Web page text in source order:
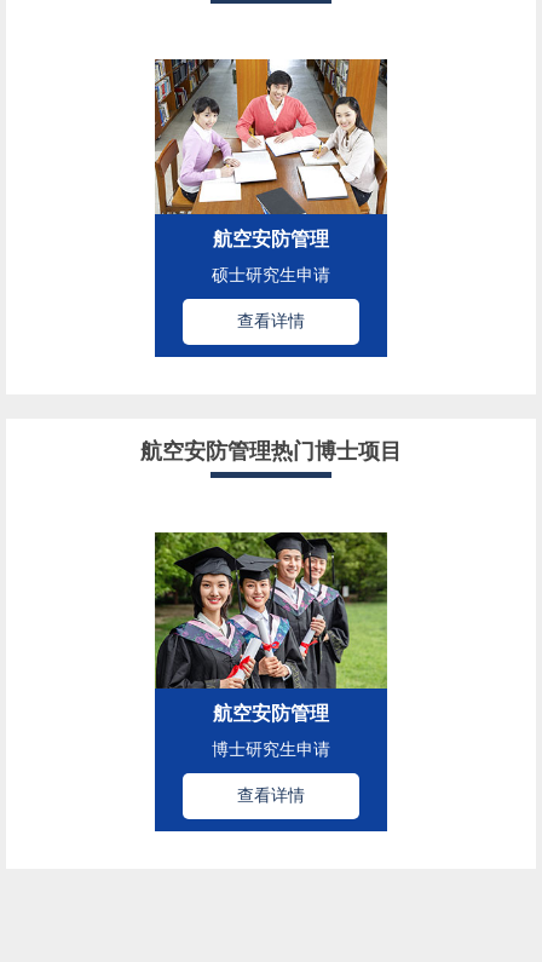
航空安防管理
硕士研究生申请
查看详情
航空安防管理热门博士项目
航空安防管理
博士研究生申请
查看详情